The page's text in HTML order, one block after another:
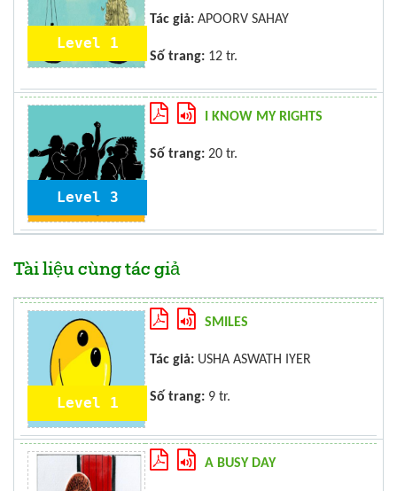
Level 1
Tác giả: APOORV SAHAY
Số trang: 12 tr.
Level 3
I KNOW MY RIGHTS
Số trang: 20 tr.
Tài liệu cùng tác giả
Level 1
SMILES
Tác giả: USHA ASWATH IYER
Số trang: 9 tr.
A BUSY DAY